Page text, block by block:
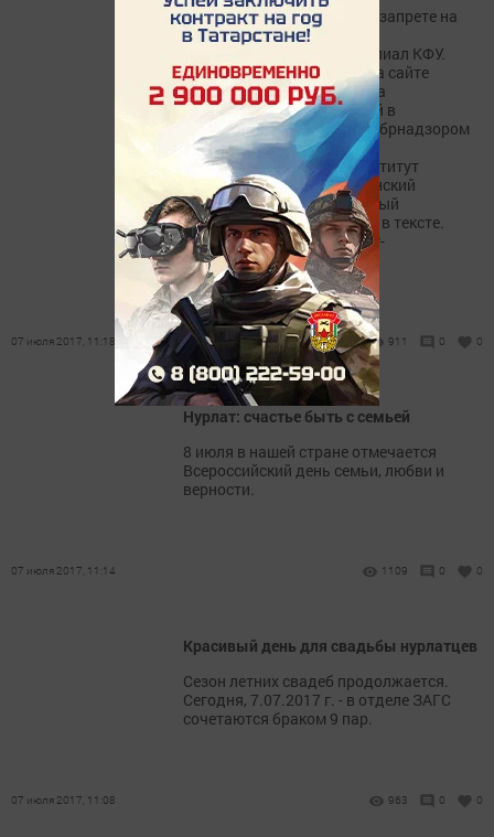
Рособрнадзор сообщает о запрете на
прием абитуриентов в
Набережночелнинский филиал КФУ.
Информация размещена на сайте
надзорного ведомства. «За
неисполнение предписаний в
установленные сроки Рособрнадзором
запрещен прием в
Набережночелнинский институт
(филиал) ФГАОУ ВО «Казанский
(Приволжский) федеральный
университет»», - говорится в тексте.
Источник:http://new.chelny-
biz.ru/news/195788/
07 июля 2017, 11:18 911 0 0
Нурлат: счастье быть с семьей
8 июля в нашей стране отмечается
Всероссийский день семьи, любви и
верности.
07 июля 2017, 11:14 1109 0 0
Красивый день для свадьбы нурлатцев
Сезон летних свадеб продолжается.
Сегодня, 7.07.2017 г. - в отделе ЗАГС
сочетаются браком 9 пар.
07 июля 2017, 11:08 963 0 0